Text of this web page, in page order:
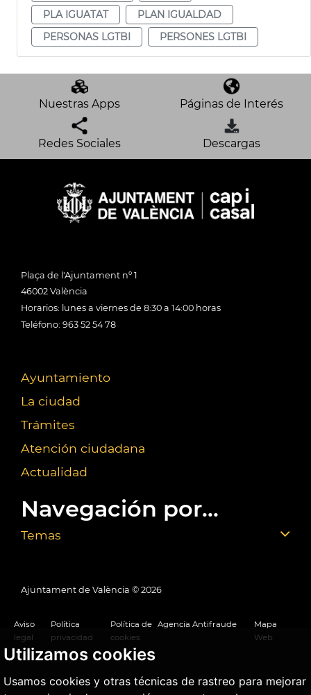
Utilizamos cookies
Usamos cookies y otras técnicas de rastreo para mejorar
PLA IGUATAT
PLAN IGUALDAD
PERSONAS LGTBI
PERSONES LGTBI
Nuestras Apps Páginas de Interés
Redes Sociales Descargas
Plaça de l'Ajuntament nº 1
46002 València
Horarios: lunes a viernes de 8:30 a 14:00 horas
Teléfono: 963 52 54 78
Ayuntamiento
La ciudad
Trámites
Atención ciudadana
Actualidad
Navegación por...
Temas
Ajuntament de València © 2026
Aviso
legal
Política
privacidad
Política de
cookies
Agencia Antifraude
Mapa
Web